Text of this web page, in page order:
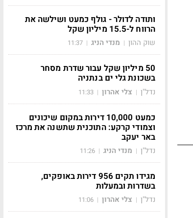
ותודה לדולר - גולף כמעט ושילשה את
הרווח ל-15.5 מיליון שקל
שוק ההון | מנדי הניג |
11:37
50 מיליון שקל עבור שדרת מסחר
בשכונת גלי ים בנתניה
נדל"ן | צלי אהרון |
11:33
כמעט 10,000 דירות במקום שיכונים
וצמודי קרקע: התוכנית שתשנה את מרכז
באר יעקב
נדל"ן | מנדי הניג |
11:26
מגידו תקים 956 דירות באופקים,
בשדרות ובמעלות
נדל"ן | צלי אהרון |
11:06